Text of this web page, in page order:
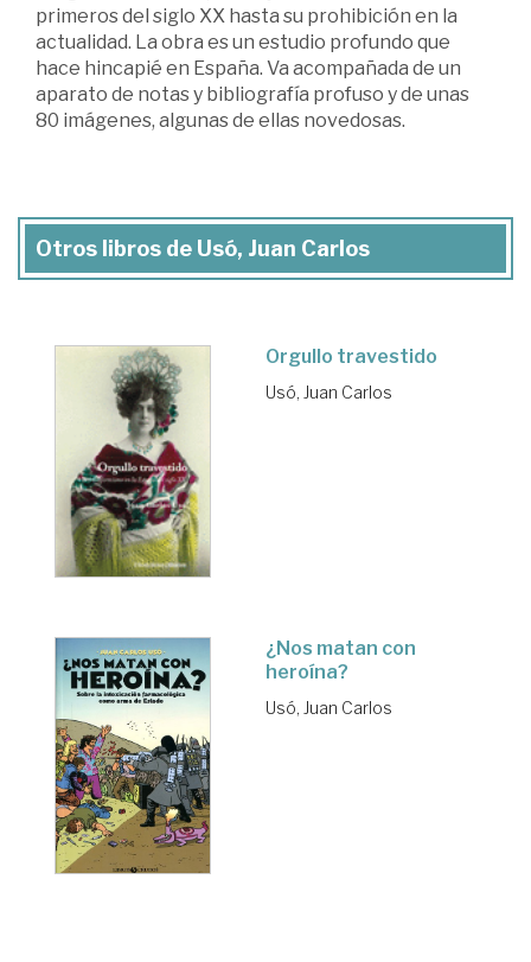
primeros del siglo XX hasta su prohibición en la
actualidad. La obra es un estudio profundo que
hace hincapié en España. Va acompañada de un
aparato de notas y bibliografía profuso y de unas
80 imágenes, algunas de ellas novedosas.
Otros libros de Usó, Juan Carlos
Orgullo travestido
Usó, Juan Carlos
¿Nos matan con
heroína?
Usó, Juan Carlos